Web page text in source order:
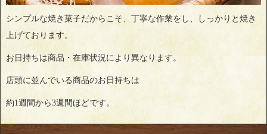
シンプルな焼き菓子だからこそ、丁寧な作業をし、しっかりと焼き
上げております。
お日持ちは商品・在庫状況により異なります。
店頭に並んでいる商品のお日持ちは
約1週間から3週間ほどです。